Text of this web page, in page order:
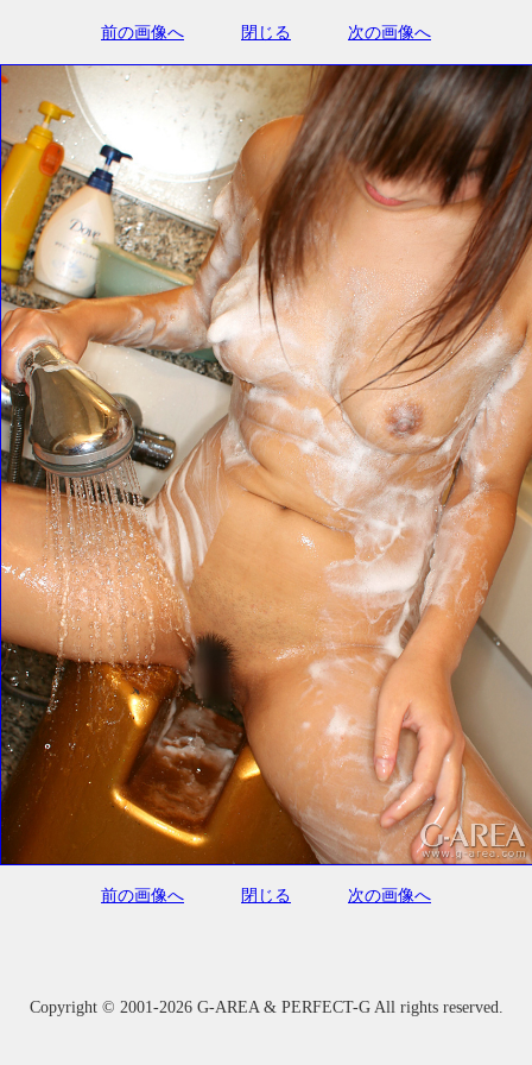
前の画像へ 閉じる 次の画像へ
前の画像へ 閉じる 次の画像へ
Copyright © 2001-2026 G-AREA & PERFECT-G All rights reserved.